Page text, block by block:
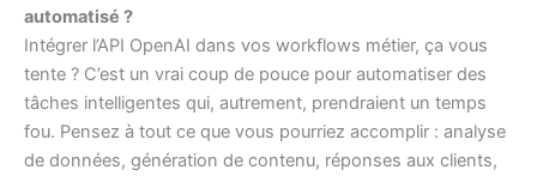
automatisé ?
Intégrer l’API OpenAI dans vos workflows métier, ça vous
tente ? C’est un vrai coup de pouce pour automatiser des
tâches intelligentes qui, autrement, prendraient un temps
fou. Pensez à tout ce que vous pourriez accomplir : analyse
de données, génération de contenu, réponses aux clients,